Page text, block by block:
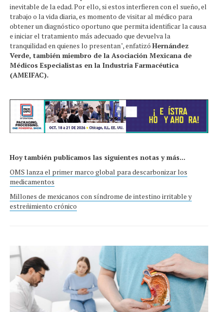
inevitable de la edad. Por ello, si estos interfieren con el sueño, el
trabajo o la vida diaria, es momento de visitar al médico para
obtener un diagnóstico oportuno que permita identificar la causa
e iniciar el tratamiento más adecuado que devuelva la
tranquilidad en quienes lo presentan", enfatizó Hernández
Verde, también miembro de la Asociación Mexicana de
Médicos Especialistas en la Industria Farmacéutica
(AMEIFAC).
Hoy también publicamos las siguientes notas y más...
OMS lanza el primer marco global para descarbonizar los
medicamentos
Millones de mexicanos con síndrome de intestino irritable y
estreñimiento crónico